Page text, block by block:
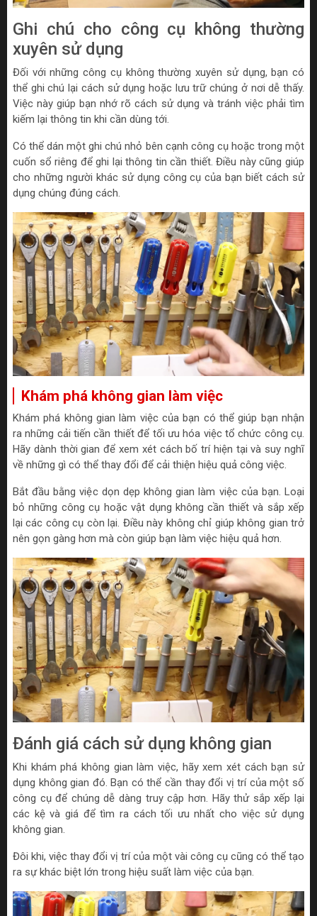
Ghi chú cho công cụ không thường
xuyên sử dụng
Đối với những công cụ không thường xuyên sử dụng, bạn có
thể ghi chú lại cách sử dụng hoặc lưu trữ chúng ở nơi dễ thấy.
Việc này giúp bạn nhớ rõ cách sử dụng và tránh việc phải tìm
kiếm lại thông tin khi cần dùng tới.
Có thể dán một ghi chú nhỏ bên cạnh công cụ hoặc trong một
cuốn sổ riêng để ghi lại thông tin cần thiết. Điều này cũng giúp
cho những người khác sử dụng công cụ của bạn biết cách sử
dụng chúng đúng cách.
Khám phá không gian làm việc
Khám phá không gian làm việc của bạn có thể giúp bạn nhận
ra những cải tiến cần thiết để tối ưu hóa việc tổ chức công cụ.
Hãy dành thời gian để xem xét cách bố trí hiện tại và suy nghĩ
về những gì có thể thay đổi để cải thiện hiệu quả công việc.
Bắt đầu bằng việc dọn dẹp không gian làm việc của bạn. Loại
bỏ những công cụ hoặc vật dụng không cần thiết và sắp xếp
lại các công cụ còn lại. Điều này không chỉ giúp không gian trở
nên gọn gàng hơn mà còn giúp bạn làm việc hiệu quả hơn.
Đánh giá cách sử dụng không gian
Khi khám phá không gian làm việc, hãy xem xét cách bạn sử
dụng không gian đó. Bạn có thể cần thay đổi vị trí của một số
công cụ để chúng dễ dàng truy cập hơn. Hãy thử sắp xếp lại
các kệ và giá để tìm ra cách tối ưu nhất cho việc sử dụng
không gian.
Đôi khi, việc thay đổi vị trí của một vài công cụ cũng có thể tạo
ra sự khác biệt lớn trong hiệu suất làm việc của bạn.